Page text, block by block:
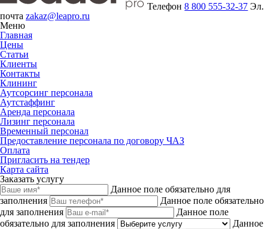
Телефон8 800 555-32-37 Эл.
почта zakaz@leapro.ru
Меню
Главная
Цены
Статьи
Клиенты
Контакты
Клининг
Аутсорсинг персонала
Аутстаффинг
Аренда персонала
Лизинг персонала
Временный персонал
Предоставление персонала по договору ЧАЗ
Оплата
Пригласить на тендер
Карта сайта
Заказать услугу
Данное поле обязательно для
заполнения
Данное поле обязательно
для заполнения
Данное поле
обязательно для заполнения
Данное